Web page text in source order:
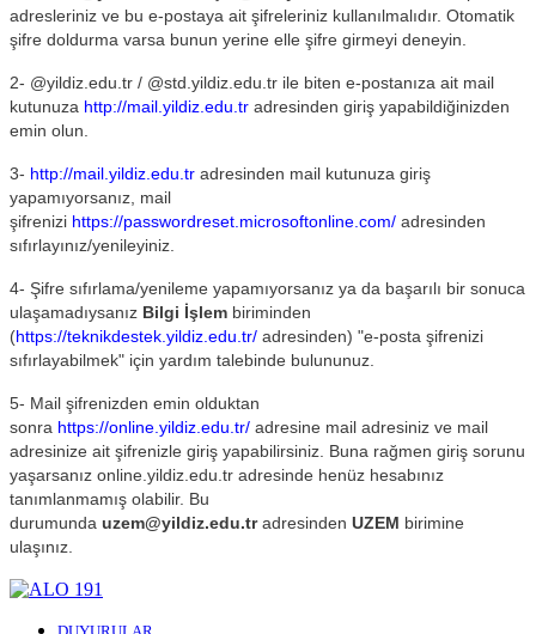
adresleriniz ve bu e-postaya ait şifreleriniz kullanılmalıdır. Otomatik
şifre doldurma varsa bunun yerine elle şifre girmeyi deneyin.
2- @yildiz.edu.tr / @std.yildiz.edu.tr ile biten e-postanıza ait mail
kutunuza http://mail.yildiz.edu.tr adresinden giriş yapabildiğinizden
emin olun.
3- http://mail.yildiz.edu.tr adresinden mail kutunuza giriş
yapamıyorsanız, mail
şifrenizi https://passwordreset.microsoftonline.com/ adresinden
sıfırlayınız/yenileyiniz.
4- Şifre sıfırlama/yenileme yapamıyorsanız ya da başarılı bir sonuca
ulaşamadıysanız Bilgi İşlem biriminden
(https://teknikdestek.yildiz.edu.tr/ adresinden) "e-posta şifrenizi
sıfırlayabilmek" için yardım talebinde bulununuz.
5- Mail şifrenizden emin olduktan
sonra https://online.yildiz.edu.tr/ adresine mail adresiniz ve mail
adresinize ait şifrenizle giriş yapabilirsiniz. Buna rağmen giriş sorunu
yaşarsanız online.yildiz.edu.tr adresinde henüz hesabınız
tanımlanmamış olabilir. Bu
durumunda uzem@yildiz.edu.tradresinden UZEM birimine
ulaşınız.